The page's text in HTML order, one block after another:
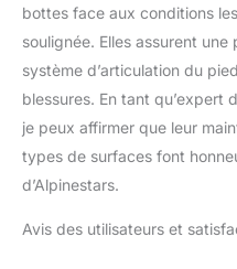
bottes face aux conditions
soulignée. Elles assurent
système d’articulation du
blessures. En tant qu’expert
je peux affirmer que leur
types de surfaces font
d’Alpinestars.
Avis des utilisateurs et